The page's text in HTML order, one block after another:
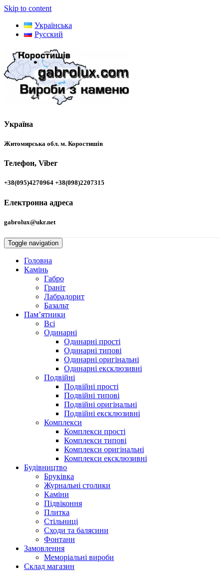
Skip to content
Українська
Русский
Україна
Житомирська обл. м. Коростишів
Телефон, Viber
+38(095)4270964 +38(098)2207315
Електронна адреса
gabrolux@ukr.net
Toggle navigation
Головна
Камiнь
Габро
Гранiт
Лабрадорит
Базальт
Пам’ятники
Всі
Одинарнi
Одинарні прості
Одинарні типові
Одинарні оригінальні
Одинарні ексклюзивні
Подвiйнi
Подвійні прості
Подвійні типові
Подвійні оригінальні
Подвійні ексклюзивні
Комплекси
Комплекси прості
Комплекси типові
Комплекси оригінальні
Комплекси ексклюзивні
Будiвництво
Брукiвка
Журнальнi столики
Камiни
Пiдвiконня
Плитка
Стiльницi
Сходи та балясини
Фонтани
Замовлення
Меморіальні вироби
Склад магазин